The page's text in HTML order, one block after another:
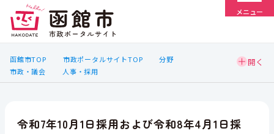
メニュー
函館市TOP 市政ポータルサイトTOP
分野
市政・議会
人事・採用
令和7年10月1日採用および令和8年4月1日採